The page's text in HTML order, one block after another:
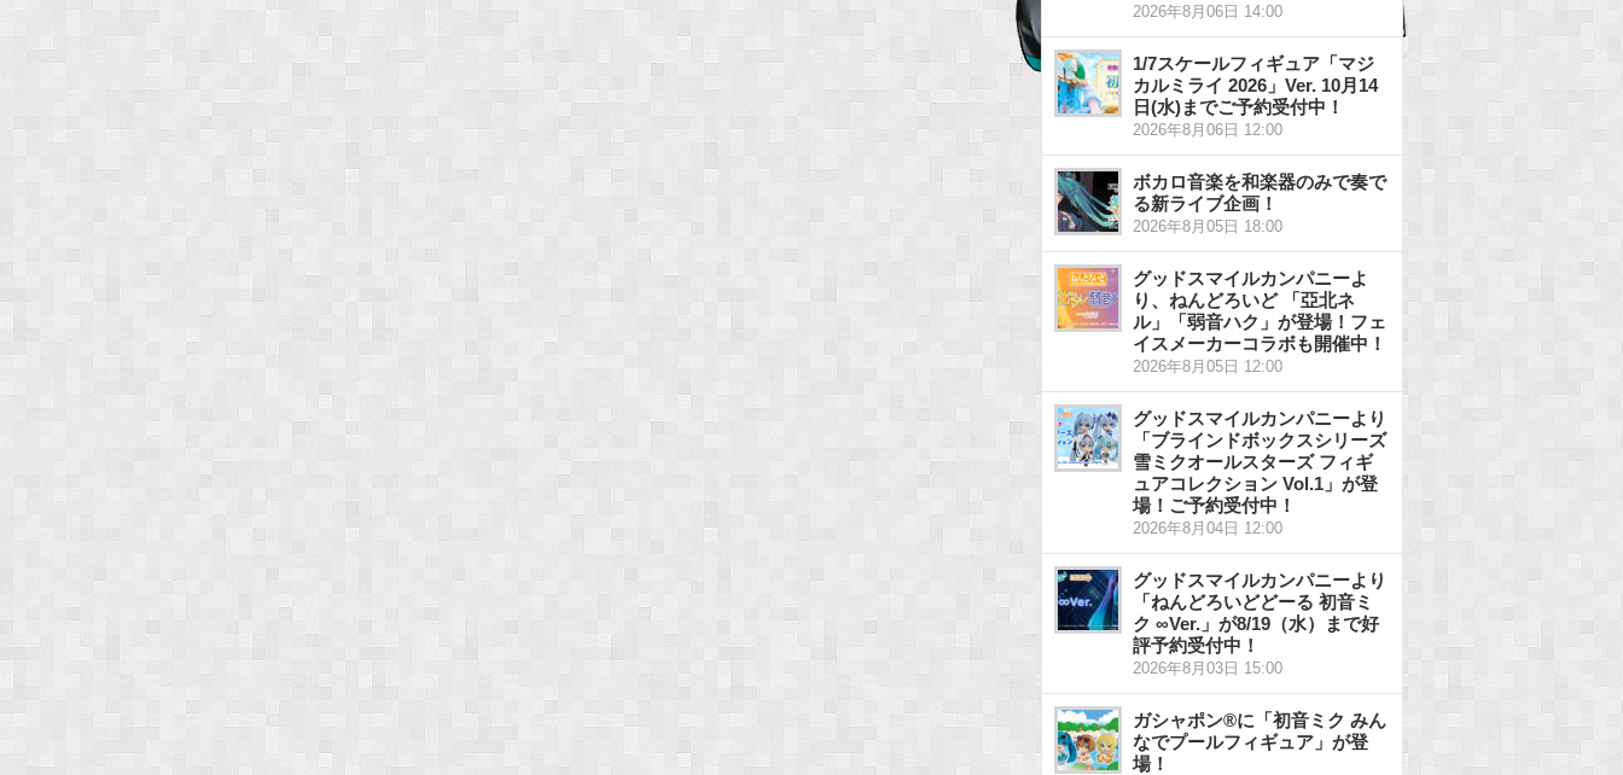
2026年8月06日 14:00
1/7スケールフィギュア「マジ
カルミライ 2026」Ver. 10月14
日(水)までご予約受付中！
2026年8月06日 12:00
ボカロ音楽を和楽器のみで奏で
る新ライブ企画！
2026年8月05日 18:00
グッドスマイルカンパニーよ
り、ねんどろいど 「亞北ネ
ル」「弱音ハク」が登場！フェ
イスメーカーコラボも開催中！
2026年8月05日 12:00
グッドスマイルカンパニーより
「ブラインドボックスシリーズ
雪ミクオールスターズ フィギ
ュアコレクション Vol.1」が登
場！ご予約受付中！
2026年8月04日 12:00
グッドスマイルカンパニーより
「ねんどろいどどーる 初音ミ
ク ∞Ver.」が8/19（水）まで好
評予約受付中！
2026年8月03日 15:00
ガシャポン®に「初音ミク みん
なでプールフィギュア」が登
場！